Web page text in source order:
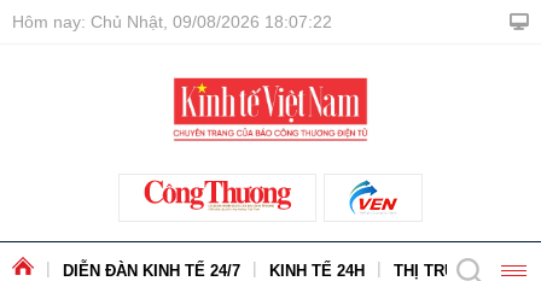
Hôm nay: Chủ Nhật, 09/08/2026 18:07:24
DIỄN ĐÀN KINH TẾ 24/7 KINH TẾ 24H THỊ TRƯỜNG -